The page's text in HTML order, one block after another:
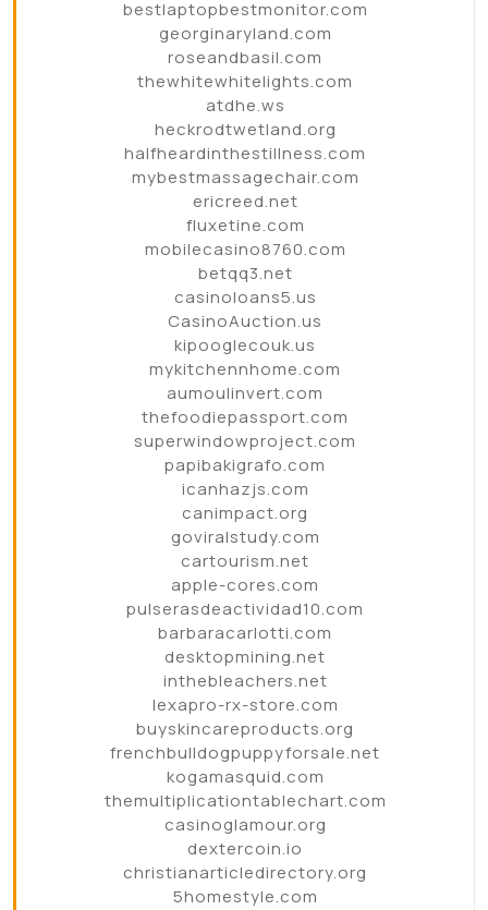
bestlaptopbestmonitor.com
georginaryland.com
roseandbasil.com
thewhitewhitelights.com
atdhe.ws
heckrodtwetland.org
halfheardinthestillness.com
mybestmassagechair.com
ericreed.net
fluxetine.com
mobilecasino8760.com
betqq3.net
casinoloans5.us
CasinoAuction.us
kipooglecouk.us
mykitchennhome.com
aumoulinvert.com
thefoodiepassport.com
superwindowproject.com
papibakigrafo.com
icanhazjs.com
canimpact.org
goviralstudy.com
cartourism.net
apple-cores.com
pulserasdeactividad10.com
barbaracarlotti.com
desktopmining.net
inthebleachers.net
lexapro-rx-store.com
buyskincareproducts.org
frenchbulldogpuppyforsale.net
kogamasquid.com
themultiplicationtablechart.com
casinoglamour.org
dextercoin.io
christianarticledirectory.org
5homestyle.com